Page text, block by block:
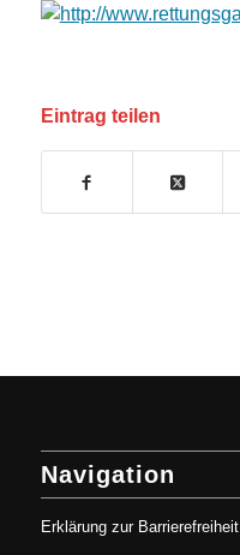
Eintrag teilen
Navigation
Erklärung zur Barrierefreiheit